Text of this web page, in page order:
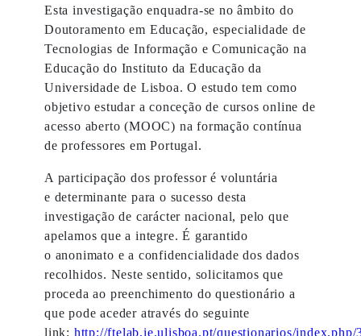
Esta investigação enquadra-se no âmbito do
Doutoramento em Educação, especialidade de
Tecnologias de Informação e Comunicação na
Educação do Instituto da Educação da
Universidade de Lisboa. O estudo tem como
objetivo estudar a conceção de cursos online de
acesso aberto (MOOC) na formação contínua
de professores em Portugal.
A participação dos professor é voluntária
e determinante para o sucesso desta
investigação de carácter nacional, pelo que
apelamos que a integre. É garantido
o anonimato e a confidencialidade dos dados
recolhidos. Neste sentido, solicitamos que
proceda ao preenchimento do questionário a
que pode aceder através do seguinte
link: http://ftelab.ie.ulisboa.pt/questionarios/index.php/